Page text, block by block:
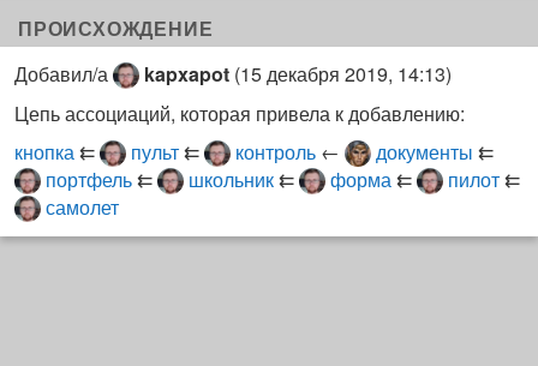
ПРОИСХОЖДЕНИЕ
Добавил/а
kapxapot (15 декабря 2019, 14:13)
Цепь ассоциаций, которая привела к добавлению:
кнопка⇇ пульт⇇ контроль ← документы ⇇
портфель⇇ школьник⇇ форма⇇ пилот⇇
самолет